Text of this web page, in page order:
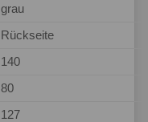
grau
Rückseite
140
80
127